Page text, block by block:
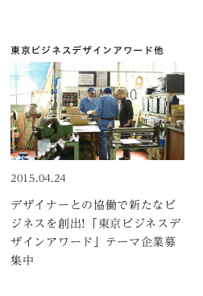
東京ビジネスデザインアワード他
2015.04.24
デザイナーとの協働で新たなビ
ジネスを創出!「東京ビジネスデ
ザインアワード」テーマ企業募
集中